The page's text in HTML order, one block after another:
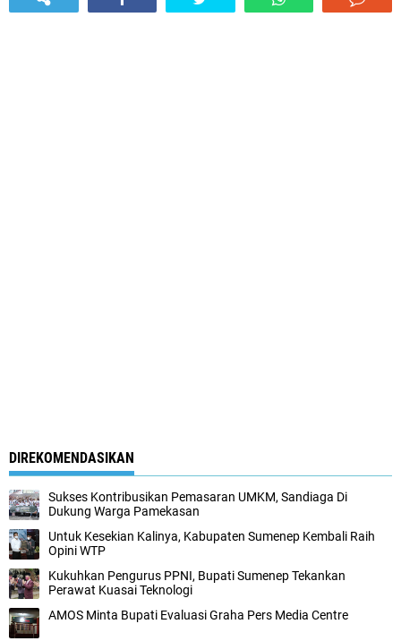
DIREKOMENDASIKAN
Sukses Kontribusikan Pemasaran UMKM, Sandiaga Di
Dukung Warga Pamekasan
Untuk Kesekian Kalinya, Kabupaten Sumenep Kembali Raih
Opini WTP
Kukuhkan Pengurus PPNI, Bupati Sumenep Tekankan
Perawat Kuasai Teknologi
AMOS Minta Bupati Evaluasi Graha Pers Media Centre